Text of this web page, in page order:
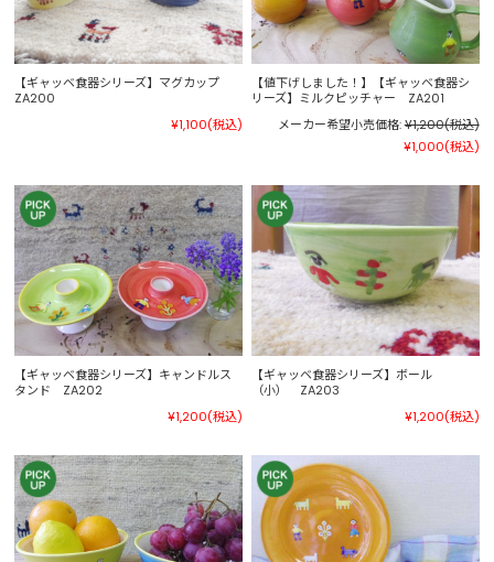
【ギャッベ食器シリーズ】マグカップ
ZA200
¥1,100(税込)
【値下げしました！】【ギャッベ食器シ
リーズ】ミルクピッチャー ZA201
メーカー希望小売価格:¥1,200(税込)
¥1,000(税込)
【ギャッベ食器シリーズ】キャンドルス
タンド ZA202
¥1,200(税込)
【ギャッベ食器シリーズ】ボール
（小） ZA203
¥1,200(税込)